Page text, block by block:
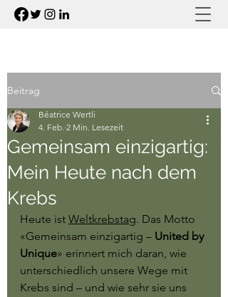
Beitrag
Gemeinsam einzigartig:
Mein Heute nach dem
Krebs
Béatrice Wertli
4. Feb. 2 Min. Lesezeit
Heute ist Weltkrebstag. Das Motto
«Gemeinsam einzigartig – United by
Unique» erinnert mich daran, wie
unterschiedlich unsere Wege mit
Krebs sind – und wie sehr sie uns